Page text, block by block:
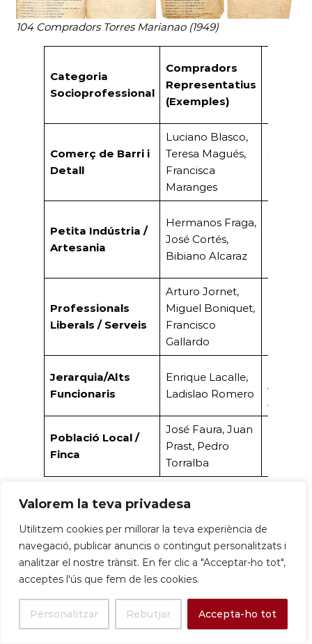
Valorem la teva privadesa
Utilitzem cookies per millorar la teva experiència de
navegació, publicar anuncis o contingut personalitzats i
analitzar el nostre trànsit. En fer clic a "Acceptar-ho tot",
acceptes l'ús que fem de les cookies.
Personalitzar Rebutjar Accepta-ho tot
104 Compradors Torres Marianao (1949)
Categoria
Socioprofessional
Compradors
Representatius
(Exemples)
Comerç de Barri i
Detall
Luciano Blasco,
Teresa Magués,
Francisca
Maranges
Petita Indústria /
Artesania
Hermanos Fraga,
José Cortés,
Bibiano Alcaraz
Professionals
Liberals / Serveis
Arturo Jornet,
Miguel Boniquet,
Francisco
Gallardo
Jerarquia/Alts
Funcionaris
Enrique Lacalle,
Ladislao Romero
Adreça
Població Local /
Finca
José Faura, Juan
Prast, Pedro
Torralba
L’estiueig al Parc
Residencial de Marianao:
vida social, oci i serveis del
Parc